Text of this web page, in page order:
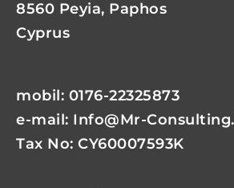
8560 Peyia, Paphos
Cyprus
mobil: 0176-22325873
e-mail: Info@mr-
Tax No: CY60007593K